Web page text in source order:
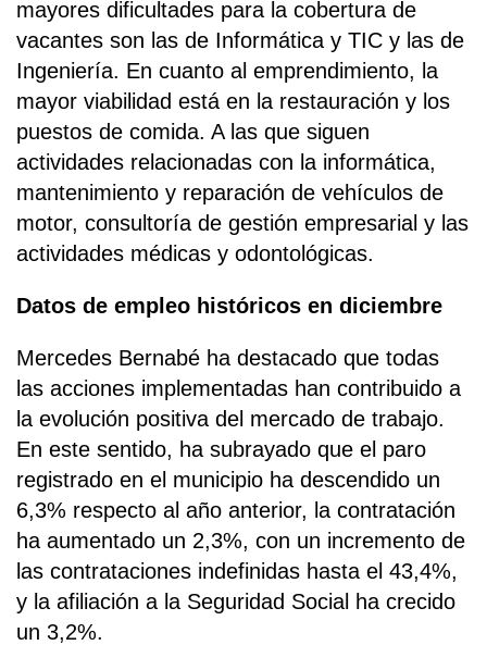
mayores dificultades para la cobertura de
vacantes son las de Informática y TIC y las de
Ingeniería. En cuanto al emprendimiento, la
mayor viabilidad está en la restauración y los
puestos de comida. A las que siguen
actividades relacionadas con la informática,
mantenimiento y reparación de vehículos de
motor, consultoría de gestión empresarial y las
actividades médicas y odontológicas.
Datos de empleo históricos en diciembre
Mercedes Bernabé ha destacado que todas
las acciones implementadas han contribuido a
la evolución positiva del mercado de trabajo.
En este sentido, ha subrayado que el paro
registrado en el municipio ha descendido un
6,3% respecto al año anterior, la contratación
ha aumentado un 2,3%, con un incremento de
las contrataciones indefinidas hasta el 43,4%,
y la afiliación a la Seguridad Social ha crecido
un 3,2%.